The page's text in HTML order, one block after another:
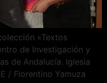
«Textos
de Investigación y
de Andalucía. Iglesia
/ Florentino Yamuza